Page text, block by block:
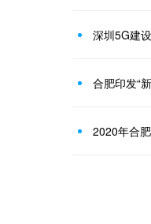
深圳5G建
合肥印发“
2020年合